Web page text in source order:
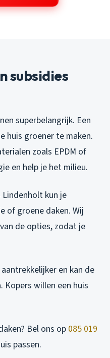
subsidies
superbelangrijk. Een
huis groener te maken.
zoals EPDM of
en help je het milieu.
Lindenholt kun je
of groene daken. Wij
de opties, zodat je
en kan de
willen een huis
Bel ons op 085 019
passen.